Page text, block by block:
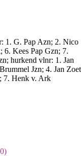
1. G. Pap Azn; 2. Nico
6. Kees Pap Gzn; 7.
hurkend vlnr: 1. Jan
Jzn; 4. Jan Zoet
7. Henk v. Ark